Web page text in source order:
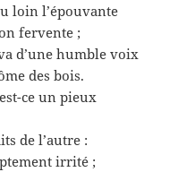
loin l’épouvante
fervente ;
d’une humble voix
des bois.
ce un pieux
de l’autre :
irrité ;